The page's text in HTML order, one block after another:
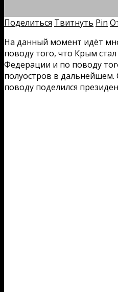
Поделиться Твитнуть Pin
На данный момент идёт
поводу того, что Крым
Федерации и по поводу
полуостров в
поводу поделился